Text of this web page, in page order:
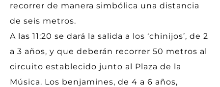
recorrer de manera simbólica una distancia
de seis metros.
A las 11:20 se dará la salida a los ‘chinijos’, de 2
a 3 años, y que deberán recorrer 50 metros al
circuito establecido junto al Plaza de la
Música. Los benjamines, de 4 a 6 años,